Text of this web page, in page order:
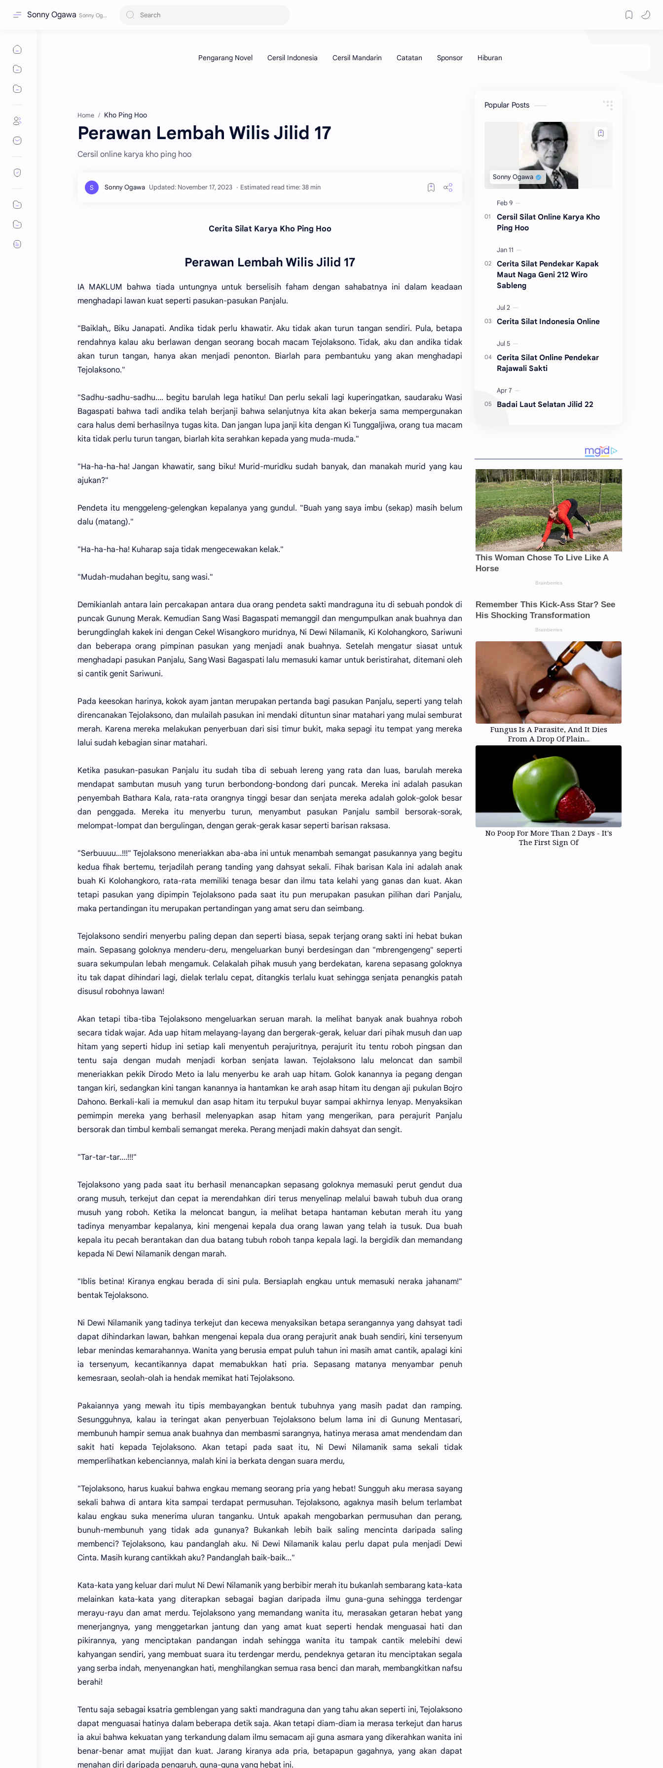
Sonny Ogawa
Home Kho Ping Hoo
Perawan Lembah Wilis Jilid 17
Cersil online karya kho ping hoo
Estimated read time: 38 min
Cerita Silat Karya Kho Ping Hoo
Perawan Lembah Wilis Jilid 17
IA MAKLUM bahwa tiada untungnya untuk berselisih faham dengan sahabatnya ini dalam keadaan
menghadapi lawan kuat seperti pasukan-pasukan Panjalu.
"Baiklah,, Biku Janapati. Andika tidak perlu khawatir. Aku tidak akan turun tangan sendiri. Pula, betapa
rendahnya kalau aku berlawan dengan seorang bocah macam Tejolaksono. Tidak, aku dan andika tidak
akan turun tangan, hanya akan menjadi penonton. Biarlah para pembantuku yang akan menghadapi
Tejolaksono."
"Sadhu-sadhu-sadhu.... begitu barulah lega hatiku! Dan perlu sekali lagi kuperingatkan, saudaraku Wasi
Bagaspati bahwa tadi andika telah berjanji bahwa selanjutnya kita akan bekerja sama mempergunakan
cara halus demi berhasilnya tugas kita. Dan jangan lupa janji kita dengan Ki Tunggaljiwa, orang tua macam
kita tidak perlu turun tangan, biarlah kita serahkan kepada yang muda-muda."
"Ha-ha-ha-ha! Jangan khawatir, sang biku! Murid-muridku sudah banyak, dan manakah murid yang kau
ajukan?"
Pendeta itu menggeleng-gelengkan kepalanya yang gundul. "Buah yang saya imbu (sekap) masih belum
dalu (matang)."
"Ha-ha-ha-ha! Kuharap saja tidak mengecewakan kelak."
"Mudah-mudahan begitu, sang wasi."
Demikianlah antara lain percakapan antara dua orang pendeta sakti mandraguna itu di sebuah pondok di
puncak Gunung Merak. Kemudian Sang Wasi Bagaspati memanggil dan mengumpulkan anak buahnya dan
berungdinglah kakek ini dengan Cekel Wisangkoro muridnya, Ni Dewi Nilamanik, Ki Kolohangkoro, Sariwuni
dan beberapa orang pimpinan pasukan yang menjadi anak buahnya. Setelah mengatur siasat untuk
menghadapi pasukan Panjalu, Sang Wasi Bagaspati lalu memasuki kamar untuk beristirahat, ditemani oleh
si cantik genit Sariwuni.
Pada keesokan harinya, kokok ayam jantan merupakan pertanda bagi pasukan Panjalu, seperti yang telah
direncanakan Tejolaksono, dan mulailah pasukan ini mendaki dituntun sinar matahari yang mulai semburat
merah. Karena mereka melakukan penyerbuan dari sisi timur bukit, maka sepagi itu tempat yang mereka
lalui sudah kebagian sinar matahari.
Ketika pasukan-pasukan Panjalu itu sudah tiba di sebuah lereng yang rata dan luas, barulah mereka
mendapat sambutan musuh yang turun berbondong-bondong dari puncak. Mereka ini adalah pasukan
penyembah Bathara Kala, rata-rata orangnya tinggi besar dan senjata mereka adalah golok-golok besar
dan penggada. Mereka itu menyerbu turun, menyambut pasukan Panjalu sambil bersorak-sorak,
melompat-lompat dan bergulingan, dengan gerak-gerak kasar seperti barisan raksasa.
"Serbuuuu...!!!" Tejolaksono meneriakkan aba-aba ini untuk menambah semangat pasukannya yang begitu
kedua fihak bertemu, terjadilah perang tanding yang dahsyat sekali. Fihak barisan Kala ini adalah anak
buah Ki Kolohangkoro, rata-rata memiliki tenaga besar dan ilmu tata kelahi yang ganas dan kuat. Akan
tetapi pasukan yang dipimpin Tejolaksono pada saat itu pun merupakan pasukan pilihan dari Panjalu,
maka pertandingan itu merupakan pertandingan yang amat seru dan seimbang.
Tejolaksono sendiri menyerbu paling depan dan seperti biasa, sepak terjang orang sakti ini hebat bukan
main. Sepasang goloknya menderu-deru, mengeluarkan bunyi berdesingan dan "mbrengengeng" seperti
suara sekumpulan lebah mengamuk. Celakalah pihak musuh yang berdekatan, karena sepasang goloknya
itu tak dapat dihindari lagi, dielak terlalu cepat, ditangkis terlalu kuat sehingga senjata penangkis patah
disusul robohnya lawan!
Akan tetapi tiba-tiba Tejolaksono mengeluarkan seruan marah. Ia melihat banyak anak buahnya roboh
secara tidak wajar. Ada uap hitam melayang-layang dan bergerak-gerak, keluar dari pihak musuh dan uap
hitam yang seperti hidup ini setiap kali menyentuh perajuritnya, perajurit itu tentu roboh pingsan dan
tentu saja dengan mudah menjadi korban senjata lawan. Tejolaksono lalu meloncat dan sambil
meneriakkan pekik Dirodo Meto ia lalu menyerbu ke arah uap hitam. Golok kanannya ia pegang dengan
tangan kiri, sedangkan kini tangan kanannya ia hantamkan ke arah asap hitam itu dengan aji pukulan Bojro
Dahono. Berkali-kali ia memukul dan asap hitam itu terpukul buyar sampai akhirnya lenyap. Menyaksikan
pemimpin mereka yang berhasil melenyapkan asap hitam yang mengerikan, para perajurit Panjalu
bersorak dan timbul kembali semangat mereka. Perang menjadi makin dahsyat dan sengit.
"Tar-tar-tar....!!!"
Tejolaksono yang pada saat itu berhasil menancapkan sepasang goloknya memasuki perut gendut dua
orang musuh, terkejut dan cepat ia merendahkan diri terus menyelinap melalui bawah tubuh dua orang
musuh yang roboh. Ketika la meloncat bangun, ia melihat betapa hantaman kebutan merah itu yang
tadinya menyambar kepalanya, kini mengenai kepala dua orang lawan yang telah ia tusuk. Dua buah
kepala itu pecah berantakan dan dua batang tubuh roboh tanpa kepala lagi. la bergidik dan memandang
kepada Ni Dewi Nilamanik dengan marah.
"Iblis betina! Kiranya engkau berada di sini pula. Bersiaplah engkau untuk memasuki neraka jahanam!"
bentak Tejolaksono.
Ni Dewi Nilamanik yang tadinya terkejut dan kecewa menyaksikan betapa serangannya yang dahsyat tadi
dapat dihindarkan lawan, bahkan mengenai kepala dua orang perajurit anak buah sendiri, kini tersenyum
lebar menindas kemarahannya. Wanita yang berusia empat puluh tahun ini masih amat cantik, apalagi kini
ia tersenyum, kecantikannya dapat memabukkan hati pria. Sepasang matanya menyambar penuh
kemesraan, seolah-olah ia hendak memikat hati Tejolaksono.
Pakaiannya yang mewah itu tipis membayangkan bentuk tubuhnya yang masih padat dan ramping.
Sesungguhnya, kalau ia teringat akan penyerbuan Tejolaksono belum lama ini di Gunung Mentasari,
membunuh hampir semua anak buahnya dan membasmi sarangnya, hatinya merasa amat mendendam dan
sakit hati kepada Tejolaksono. Akan tetapi pada saat itu, Ni Dewi Nilamanik sama sekali tidak
memperlihatkan kebenciannya, malah kini ia berkata dengan suara merdu,
"Tejolaksono, harus kuakui bahwa engkau memang seorang pria yang hebat! Sungguh aku merasa sayang
sekali bahwa di antara kita sampai terdapat permusuhan. Tejolaksono, agaknya masih belum terlambat
kalau engkau suka menerima uluran tanganku. Untuk apakah mengobarkan permusuhan dan perang,
bunuh-membunuh yang tidak ada gunanya? Bukankah lebih baik saling mencinta daripada saling
membenci? Tejolaksono, kau pandanglah aku. Ni Dewi Nilamanik kalau perlu dapat pula menjadi Dewi
Cinta. Masih kurang cantikkah aku? Pandanglah baik-baik..."
Kata-kata yang keluar dari mulut Ni Dewi Nilamanik yang berbibir merah itu bukanlah sembarang kata-kata
melainkan kata-kata yang diterapkan sebagai bagian daripada ilmu guna-guna sehingga terdengar
merayu-rayu dan amat merdu. Tejolaksono yang memandang wanita itu, merasakan getaran hebat yang
menerjangnya, yang menggetarkan jantung dan yang amat kuat seperti hendak menguasai hati dan
pikirannya, yang menciptakan pandangan indah sehingga wanita itu tampak cantik melebihi dewi
kahyangan sendiri, yang membuat suara itu terdengar merdu, pendeknya getaran itu menciptakan segala
yang serba indah, menyenangkan hati, menghilangkan semua rasa benci dan marah, membangkitkan nafsu
berahi!
Tentu saja sebagai ksatria gemblengan yang sakti mandraguna dan yang tahu akan seperti ini, Tejolaksono
dapat menguasai hatinya dalam beberapa detik saja. Akan tetapi diam-diam ia merasa terkejut dan harus
ia akui bahwa kekuatan yang terkandung dalam ilmu semacam aji guna asmara yang dikerahkan wanita ini
benar-benar amat mujijat dan kuat. Jarang kiranya ada pria, betapapun gagahnya, yang akan dapat
menahan diri daripada pengaruh, guna-guna yang hebat ini.
Popular Posts
Cersil Silat Online Karya Kho
Ping Hoo
Cerita Silat Pendekar Kapak
Maut Naga Geni 212 Wiro
Sableng
Cerita Silat Indonesia Online
Cerita Silat Online Pendekar
Rajawali Sakti
Badai Laut Selatan Jilid 22
Fungus Is A Parasite, And It Dies
From A Drop Of Plain...
No Poop For More Than 2 Days - It's
The First Sign Of